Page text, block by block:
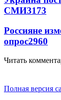
СМИ3173
Россияне
опрос2960
Читать
Полная версия